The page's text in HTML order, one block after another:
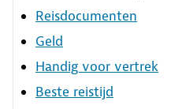
Reisdocumenten
Geld
Handig voor vertrek
Beste reistijd